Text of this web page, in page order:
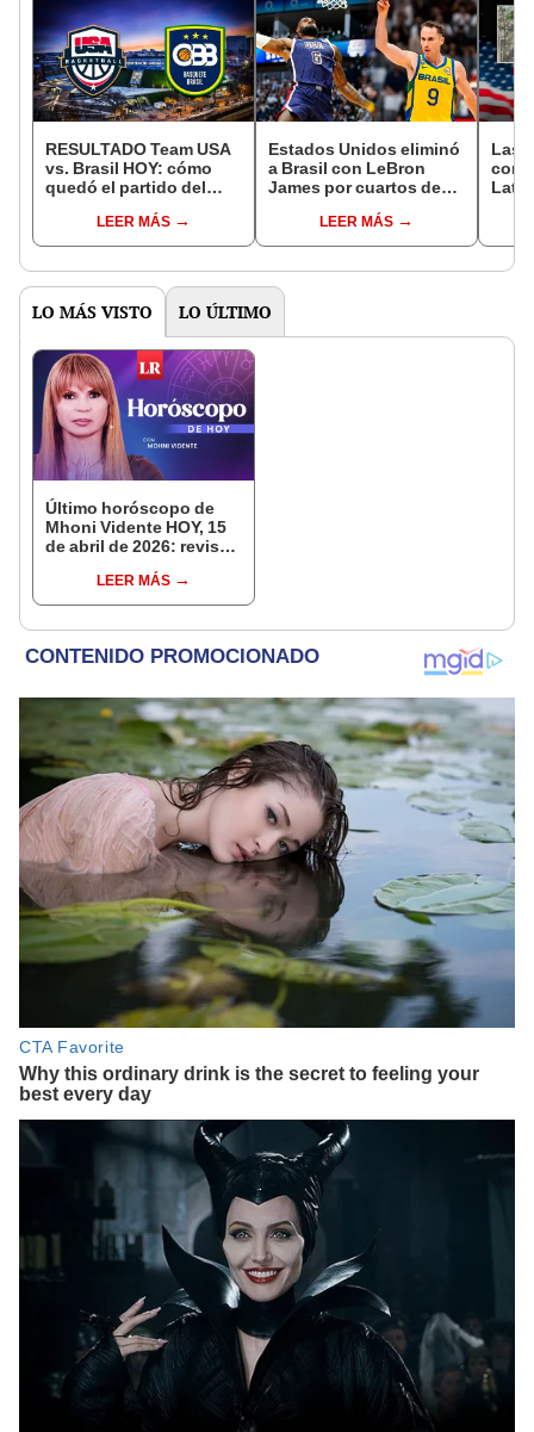
RESULTADO Team USA
vs. Brasil HOY: cómo
quedó el partido del
cuartos de final en París
2024
LEER MÁS
Estados Unidos eliminó
a Brasil con LeBron
James por cuartos de
LEER MÁS
Las
LO MÁS VISTO LO ÚLTIMO
Último horóscopo de
Mhoni Vidente HOY, 15
de abril de 2026: revisa
signo y entérate si te
espera un día
LEER MÁS